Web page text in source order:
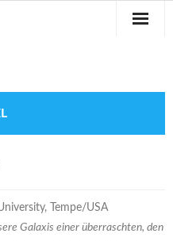
Tempe/USA
Galaxis einer überraschten, den